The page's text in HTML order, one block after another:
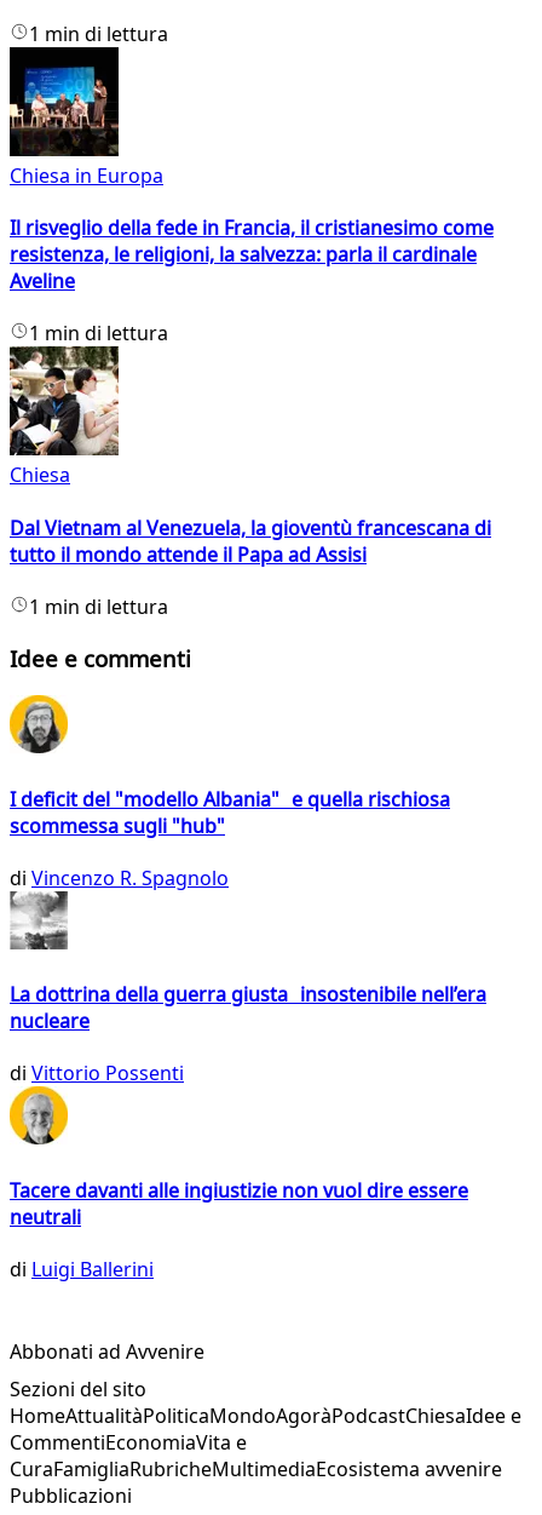
1 min di lettura
Chiesa in Europa
Il risveglio della fede in Francia, il cristianesimo come
resistenza, le religioni, la salvezza: parla il cardinale
Aveline
1 min di lettura
Chiesa
Dal Vietnam al Venezuela, la gioventù francescana di
tutto il mondo attende il Papa ad Assisi
1 min di lettura
Idee e commenti
I deficit del "modello Albania" e quella rischiosa
scommessa sugli "hub"
di Vincenzo R. Spagnolo
La dottrina della guerra giusta insostenibile nell’era
nucleare
di Vittorio Possenti
Tacere davanti alle ingiustizie non vuol dire essere
neutrali
di Luigi Ballerini
Abbonati ad Avvenire
Sezioni del sito
HomeAttualitàPoliticaMondoAgoràPodcastChiesaIdee e
CommentiEconomiaVita e
CuraFamigliaRubricheMultimediaEcosistema avvenire
Pubblicazioni